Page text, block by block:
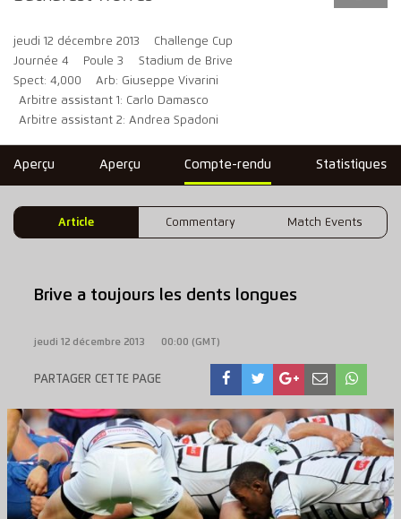
jeudi 12 décembre 2013
Challenge Cup
Journée 4
Poule 3
Stadium de Brive
Spect: 4,000
Arb: Giuseppe Vivarini
Arbitre assistant 1: Carlo Damasco
Arbitre assistant 2: Andrea Spadoni
Aperçu Aperçu Compte-rendu Statistiques
Article Commentary Match Events
Brive a toujours les dents longues
jeudi 12 décembre 2013 00:00 (GMT)
PARTAGER CETTE PAGE